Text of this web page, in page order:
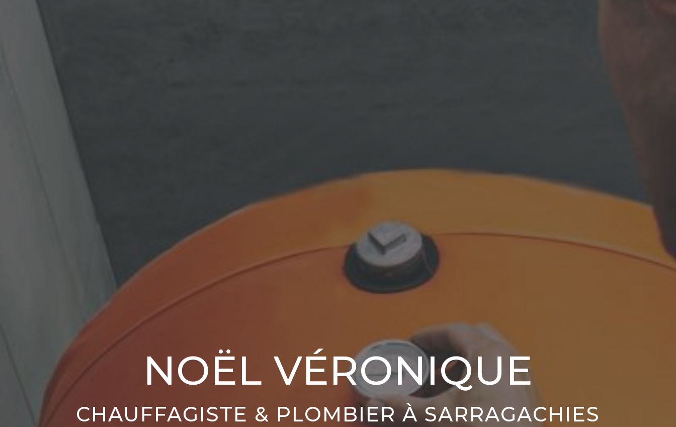
NOËL VÉRONIQUE
CHAUFFAGISTE & PLOMBIER À SARRAGACHIES